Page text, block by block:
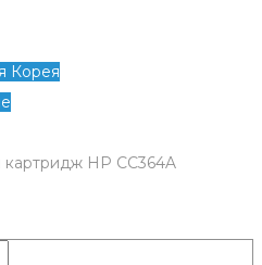
Корея
HP CC364A